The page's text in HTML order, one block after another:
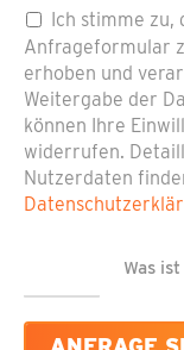
Pflichtfeld
Datenschutz*
Ich stimme zu,
Anfrageformular
erhoben und
Weitergabe der
können Ihre
widerrufen.
Nutzerdaten
Was